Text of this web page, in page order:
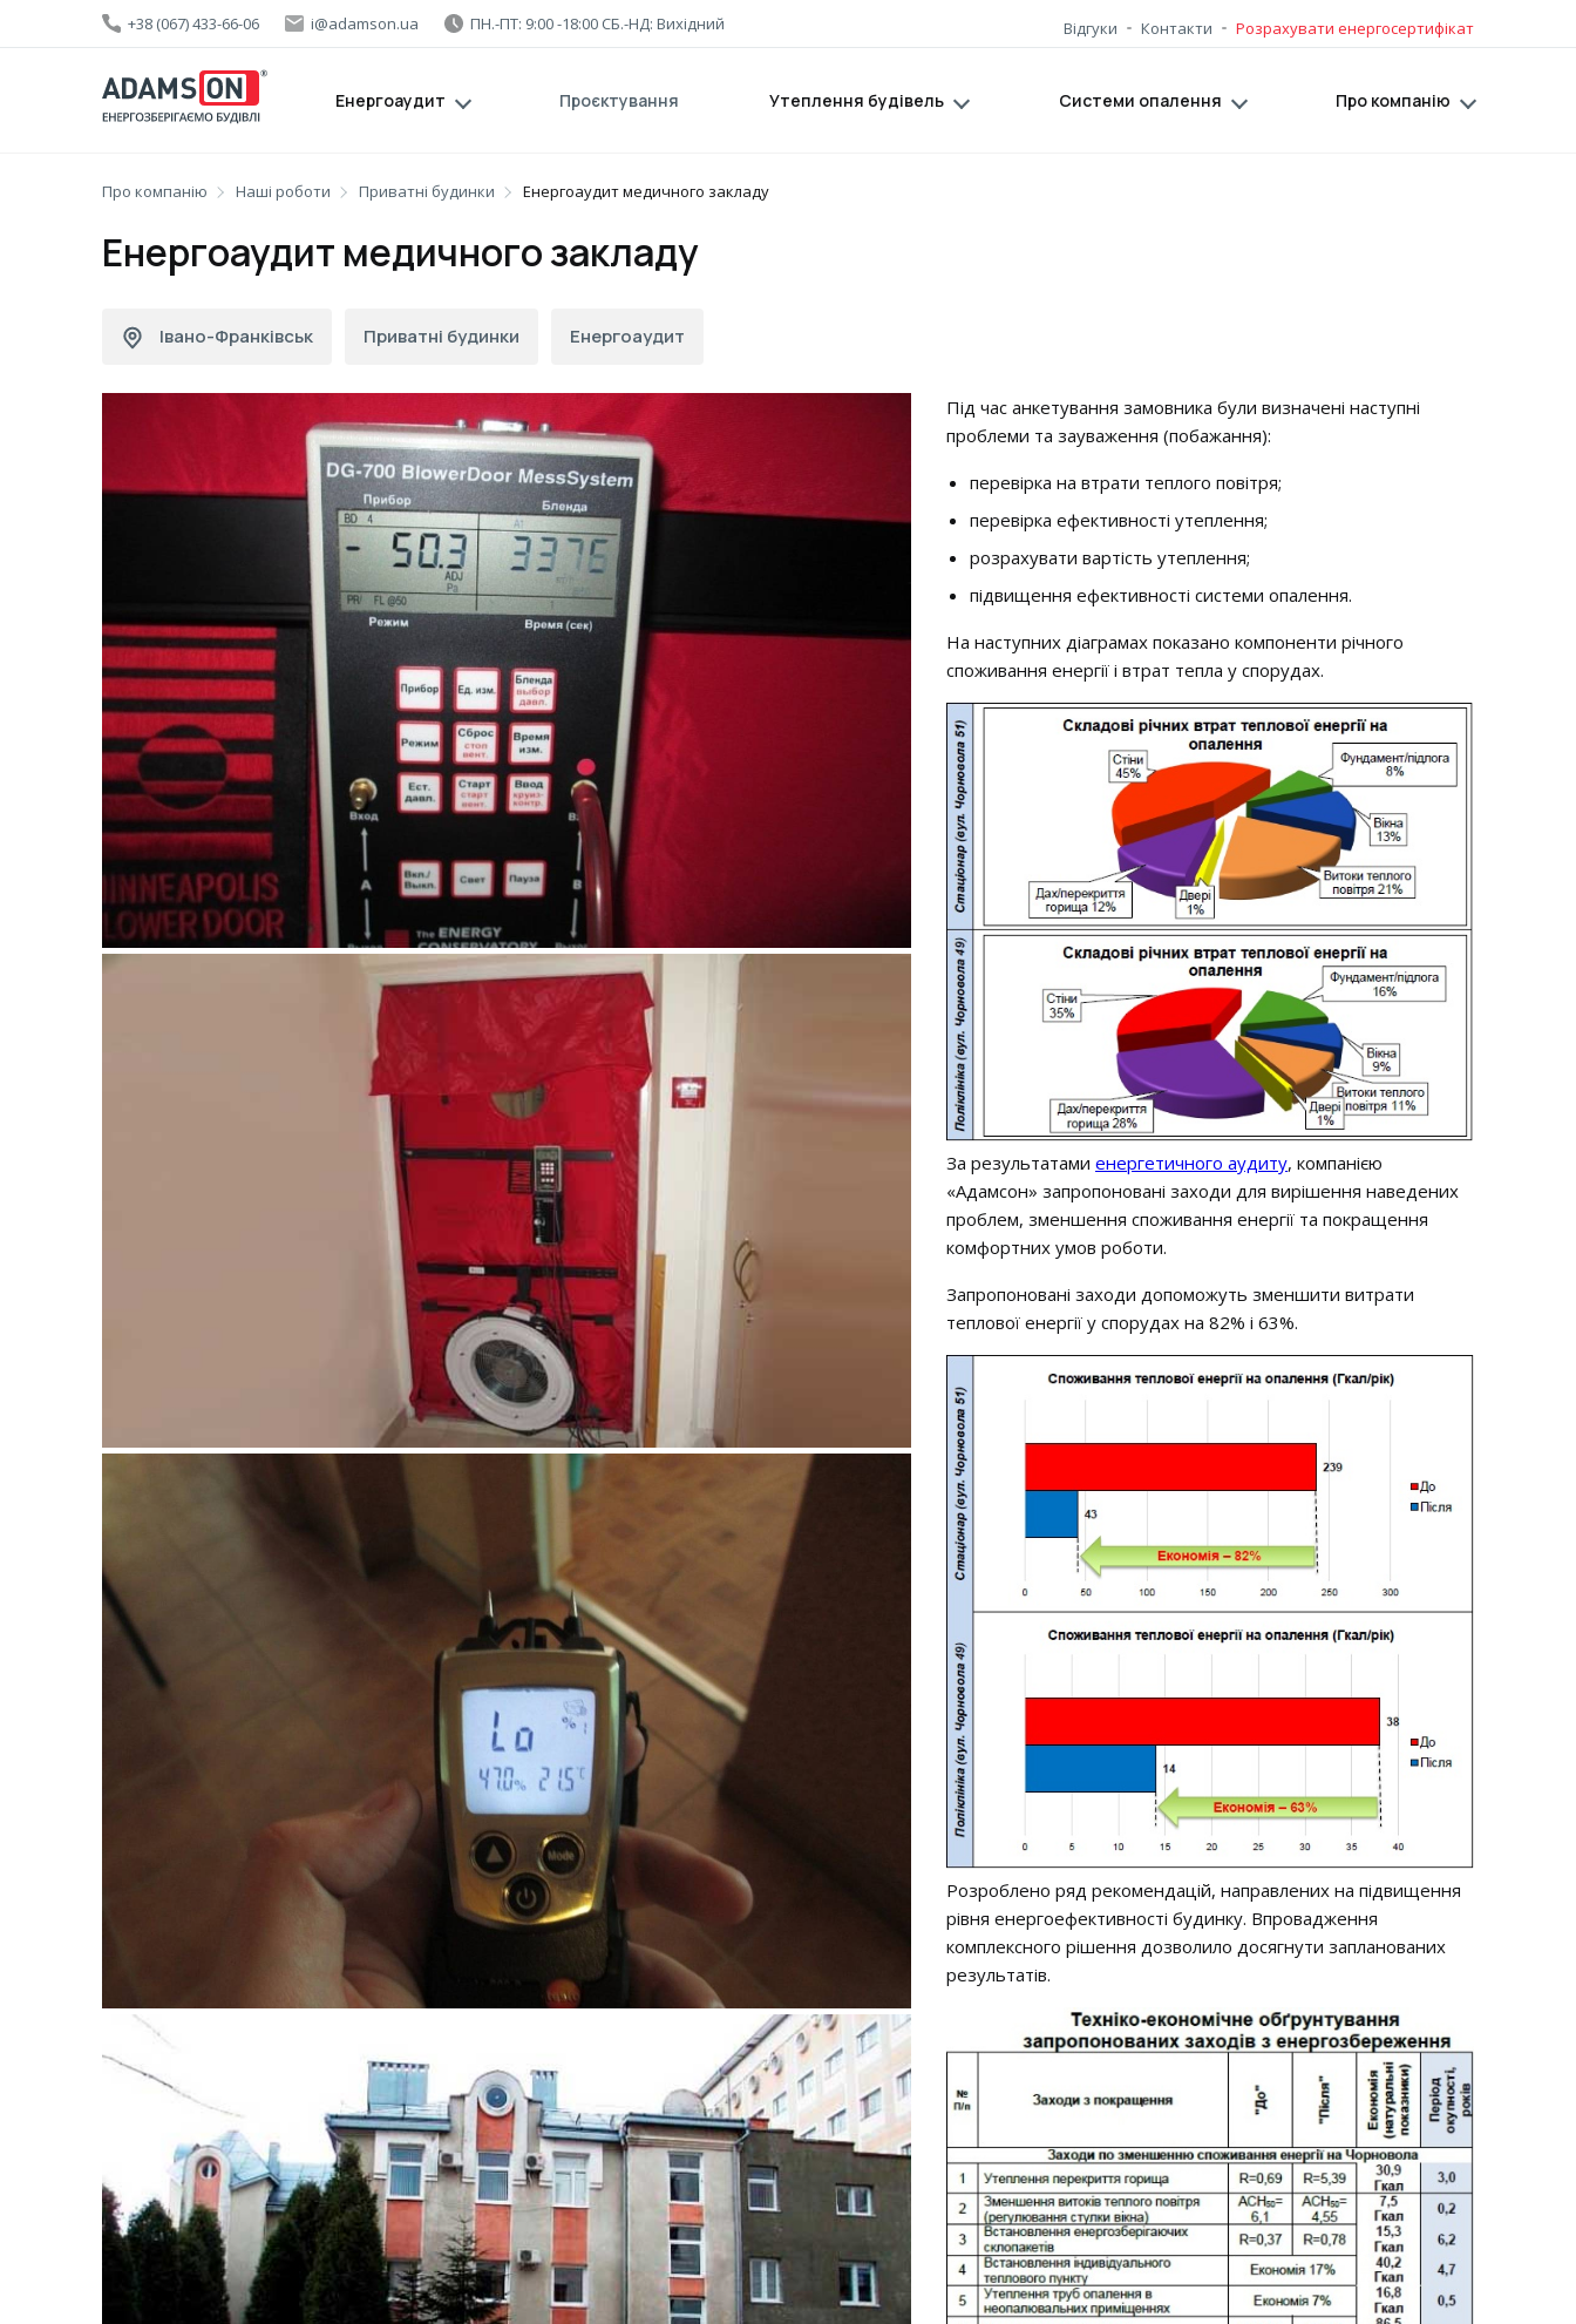
+38 (067) 433-66-06 i@adamson.ua ПН.-ПТ: 9:00 -18:00 СБ.-НД: Вихідний Відгуки Контакти Розрахувати енергосертифікат
Енергоаудит Проєктування Утеплення будівель Системи опалення Про компанію
Про компанію Наші роботи Приватні будинки Енергоаудит медичного закладу
Енергоаудит медичного закладу
Івано-Франківськ Приватні будинки Енергоаудит
Під час анкетування замовника були визначені наступні
проблеми та зауваження (побажання):
перевірка на втрати теплого повітря;
перевірка ефективності утеплення;
розрахувати вартість утеплення;
підвищення ефективності системи опалення.
На наступних діаграмах показано компоненти річного
споживання енергії і втрат тепла у спорудах.
За результатами енергетичного аудиту, компанією
«Адамсон» запропоновані заходи для вирішення наведених
проблем, зменшення споживання енергії та покращення
комфортних умов роботи.
Запропоновані заходи допоможуть зменшити витрати
теплової енергії у спорудах на 82% і 63%.
Розроблено ряд рекомендацій, направлених на підвищення
рівня енергоефективності будинку. Впровадження
комплексного рішення дозволило досягнути запланованих
результатів.